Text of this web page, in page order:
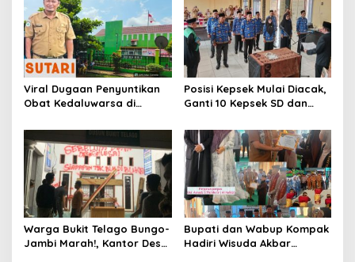
Viral Dugaan Penyuntikan
Obat Kedaluwarsa di
Mengkuang, Kapus: Obat
Belum Sempat Masuk ke
Tubuh Pasien
Posisi Kepsek Mulai Diacak,
Ganti 10 Kepsek SD dan
Warga Bukit Telago Bungo-
Jambi Marah!, Kantor Desa
Bupati dan Wabup Kompak
Hadiri Wisuda Akbar